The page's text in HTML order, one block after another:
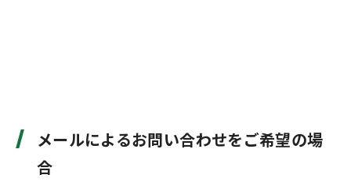
メールによるお問い合わせをご希望の場
合